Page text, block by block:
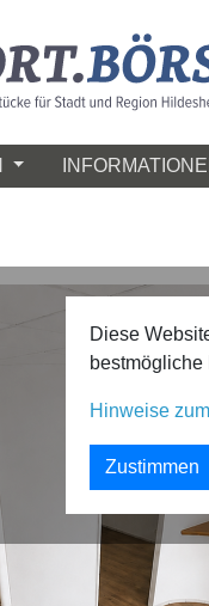
Diese
Hinweise
Zustimmen